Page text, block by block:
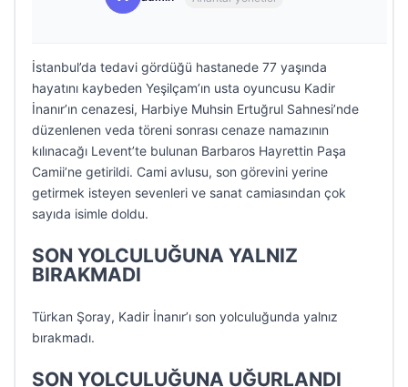
İstanbul’da tedavi gördüğü hastanede 77 yaşında
hayatını kaybeden Yeşilçam’ın usta oyuncusu Kadir
İnanır’ın cenazesi, Harbiye Muhsin Ertuğrul Sahnesi’nde
düzenlenen veda töreni sonrası cenaze namazının
kılınacağı Levent’te bulunan Barbaros Hayrettin Paşa
Camii’ne getirildi. Cami avlusu, son görevini yerine
getirmek isteyen sevenleri ve sanat camiasından çok
sayıda isimle doldu.
SON YOLCULUĞUNA YALNIZ
BIRAKMADI
Türkan Şoray, Kadir İnanır’ı son yolculuğunda yalnız
bırakmadı.
SON YOLCULUĞUNA UĞURLANDI